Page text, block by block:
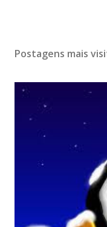
Postagens mais